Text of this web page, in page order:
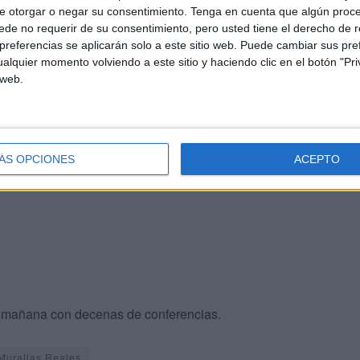
otorgar o negar su consentimiento. Tenga en cuenta que algún
no requerir de su consentimiento, pero usted tiene el derecho de
se aplicarán solo a este sitio web. Puede cambiar sus
momento volviendo a este sitio y haciendo clic en el botón
OPCIONES ACEPTO
de Tetuán, con conferencias a cargo de José
Ignacio Cruz, Julián Manuel Domínguez y Aldo Mola.
vuelta a las Murallas Reales, la actividad se centrará
Novarino, Carmen Fernández, Leandro Álvarez y
tratando este tema José Miguel delgado,
e "interrelación con la sociedad", contando con
García, Guillermo de los Reyes, Francisco López,
Manuel Cuadrado y Luis Manuel Sánchez.
con decenas de conferencias.